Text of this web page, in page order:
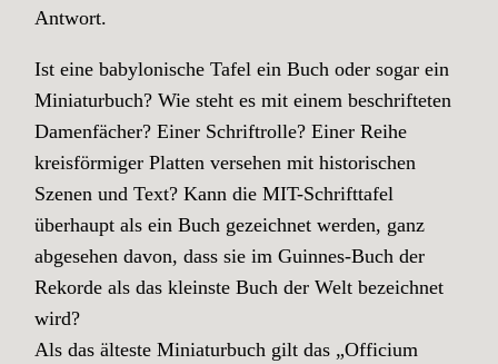
Antwort.
Ist eine babylonische Tafel ein Buch oder sogar ein
Miniaturbuch? Wie steht es mit einem beschrifteten
Damenfächer? Einer Schriftrolle? Einer Reihe
kreisförmiger Platten versehen mit historischen
Szenen und Text? Kann die MIT-Schrifttafel
überhaupt als ein Buch gezeichnet werden, ganz
abgesehen davon, dass sie im Guinnes-Buch der
Rekorde als das kleinste Buch der Welt bezeichnet
wird?
Als das älteste Miniaturbuch gilt das „Officium